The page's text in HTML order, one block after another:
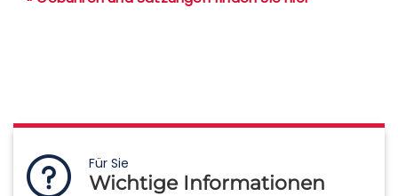
Für Sie
Wichtige Informationen